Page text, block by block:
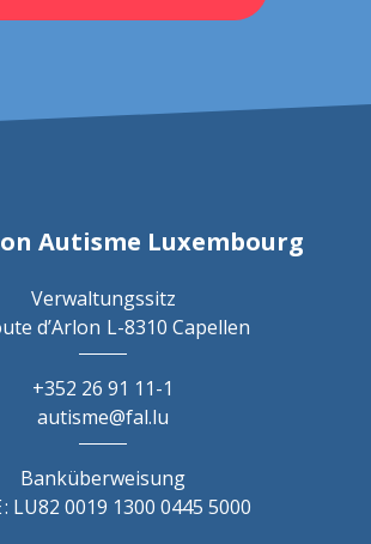
Autisme Luxembourg
Verwaltungssitz
d’Arlon L-8310 Capellen
+352 26 91 11-1
autisme@fal.lu
Banküberweisung
: LU82 0019 1300 0445 5000